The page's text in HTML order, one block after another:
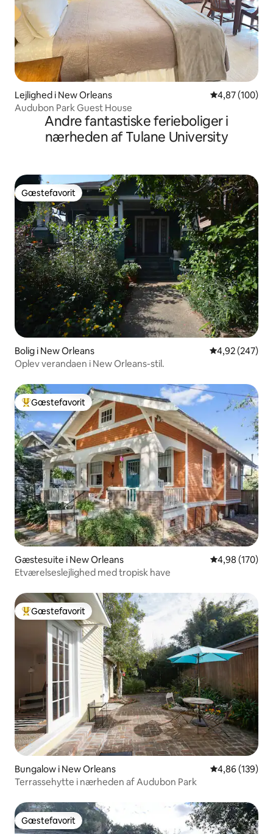
Lejlighed i New Orleans 4,87 ud af 5 i
4,87 (100)
Audubon Park Guest House
Andre fantastiske ferieboliger i
nærheden af Tulane University
Gæstefavorit
Gæstefavorit
Bolig i New Orleans 4,92 ud af 5 i
4,92 (247)
Oplev verandaen i New Orleans-stil.
Bedste gæstefavorit
Gæstefavorit
Gæstesuite i New Orleans 4,98 ud af 5 i
4,98 (170)
Etværelseslejlighed med tropisk have
Bedste gæstefavorit
Gæstefavorit
Bungalow i New Orleans 4,86 ud af 5 i
4,86 (139)
Terrassehytte i nærheden af Audubon Park
Gæstefavorit
Gæstefavorit